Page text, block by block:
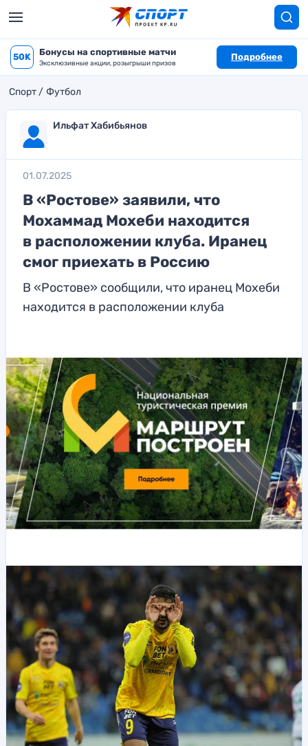
50K Бонусы на спортивные матчи
Эксклюзивные акции, розыгрыши призов
Подробнее
Спорт Футбол
Ильфат Хабибьянов
01.07.2025
В «Ростове» заявили, что
Мохаммад Мохеби находится
в расположении клуба. Иранец
смог приехать в Россию
В «Ростове» сообщили, что иранец Мохеби
находится в расположении клуба